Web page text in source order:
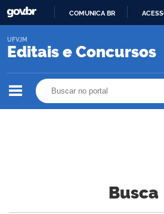
O
COMUNICA BR
Editais e Concursos
UFVJM
Busca